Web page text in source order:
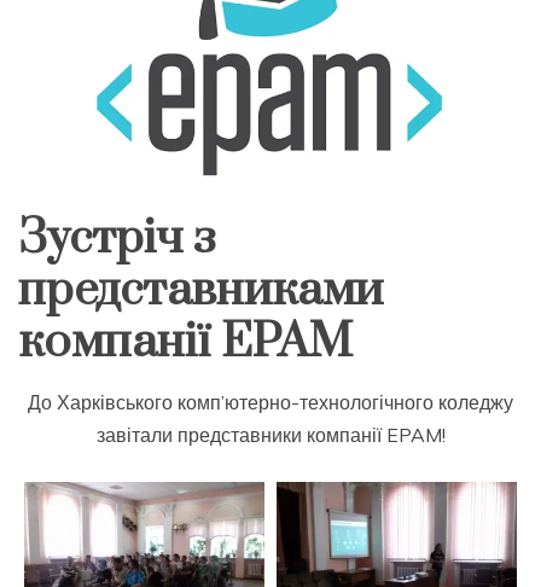
Зустріч з
представниками
компанії EPAM
До Харківського комп’ютерно-технологічного коледжу
завітали представники компанії EPAM!